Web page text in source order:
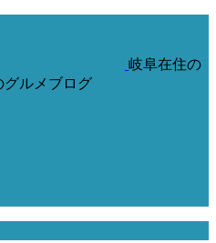
岐阜在住の
グルメブログ